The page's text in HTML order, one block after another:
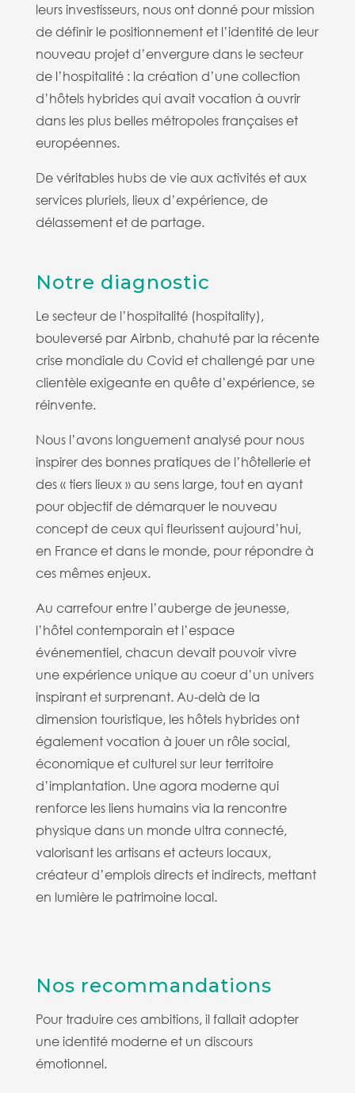
leurs investisseurs, nous ont donné pour mission
de définir le positionnement et l’identité de leur
nouveau projet d’envergure dans le secteur
de l’hospitalité : la création d’une collection
d’hôtels hybrides qui avait vocation à ouvrir
dans les plus belles métropoles françaises et
européennes.
De véritables hubs de vie aux activités et aux
services pluriels, lieux d’expérience, de
délassement et de partage.
Notre diagnostic
Le secteur de l’hospitalité (hospitality),
bouleversé par Airbnb, chahuté par la récente
crise mondiale du Covid et challengé par une
clientèle exigeante en quête d’expérience, se
réinvente.
Nous l’avons longuement analysé pour nous
inspirer des bonnes pratiques de l’hôtellerie et
des « tiers lieux » au sens large, tout en ayant
pour objectif de démarquer le nouveau
concept de ceux qui fleurissent aujourd’hui,
en France et dans le monde, pour répondre à
ces mêmes enjeux.
Au carrefour entre l’auberge de jeunesse,
l’hôtel contemporain et l’espace
événementiel, chacun devait pouvoir vivre
une expérience unique au coeur d’un univers
inspirant et surprenant. Au-delà de la
dimension touristique, les hôtels hybrides ont
également vocation à jouer un rôle social,
économique et culturel sur leur territoire
d’implantation. Une agora moderne qui
renforce les liens humains via la rencontre
physique dans un monde ultra connecté,
valorisant les artisans et acteurs locaux,
créateur d’emplois directs et indirects, mettant
en lumière le patrimoine local.
Nos recommandations
Pour traduire ces ambitions, il fallait adopter
une identité moderne et un discours
émotionnel.